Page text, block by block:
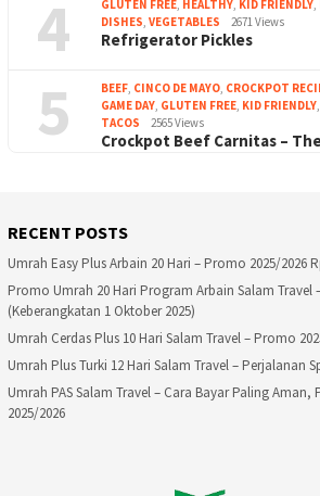
4 GLUTEN FREE, HEALTHY, KID FRIENDLY,
DISHES, VEGETABLES 2671 Views
Refrigerator Pickles
5 BEEF, CINCO DE MAYO, CROCKPOT
GAME DAY, GLUTEN FREE, KID FRIENDLY,
TACOS
2565 Views
Crockpot Beef Carnitas –
RECENT POSTS
Umrah Easy Plus Arbain 20 Hari – Promo 2025/2026
Promo Umrah 20 Hari Program Arbain Salam Travel
(Keberangkatan 1 Oktober 2025)
Umrah Cerdas Plus 10 Hari Salam Travel – Promo
Umrah Plus Turki 12 Hari Salam Travel – Perjalanan
Umrah PAS Salam Travel – Cara Bayar Paling
2025/2026